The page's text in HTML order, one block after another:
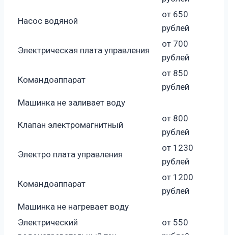
Насос водяной
от 650
рублей
Электрическая плата управления
от 700
рублей
Командоаппарат
от 850
рублей
Машинка не заливает воду
Клапан электромагнитный
от 800
рублей
Электро плата управления
от 1230
рублей
Командоаппарат
от 1200
рублей
Машинка не нагревает воду
Электрический
от 550